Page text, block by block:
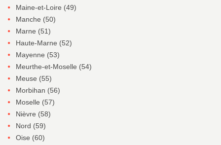
Maine-et-Loire (49)
Manche (50)
Marne (51)
Haute-Marne (52)
Mayenne (53)
Meurthe-et-Moselle (54)
Meuse (55)
Morbihan (56)
Moselle (57)
Nièvre (58)
Nord (59)
Oise (60)